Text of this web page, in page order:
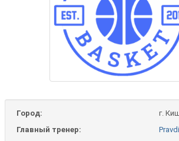
Город:
г.
Главный тренер: